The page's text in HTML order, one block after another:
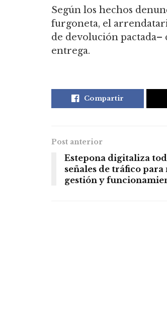
Según los hechos
furgoneta, el
de devolución pactada–
entrega.
Compartir
Post anterior
Estepona digitaliza
señales de tráfico
gestión y